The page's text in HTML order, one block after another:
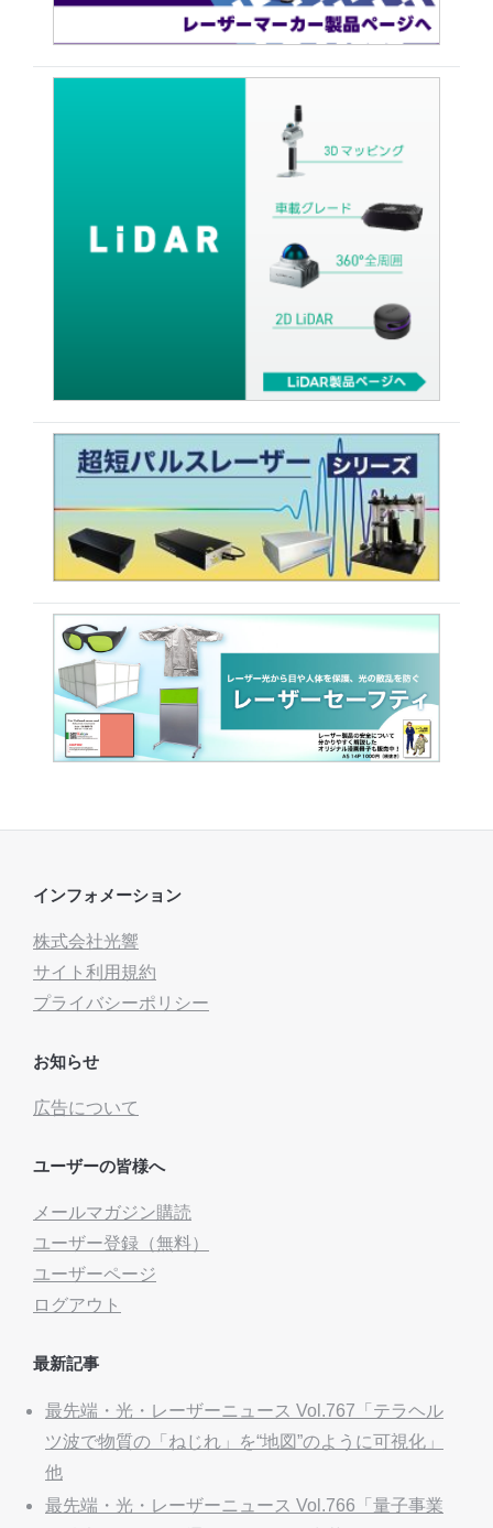
インフォメーション
株式会社光響
サイト利用規約
プライバシーポリシー
お知らせ
広告について
ユーザーの皆様へ
メールマガジン購読
ユーザー登録（無料）
ユーザーページ
ログアウト
最新記事
最先端・光・レーザーニュース Vol.767「テラヘル
ツ波で物質の「ねじれ」を“地図”のように可視化」
他
最先端・光・レーザーニュース Vol.766「量子事業